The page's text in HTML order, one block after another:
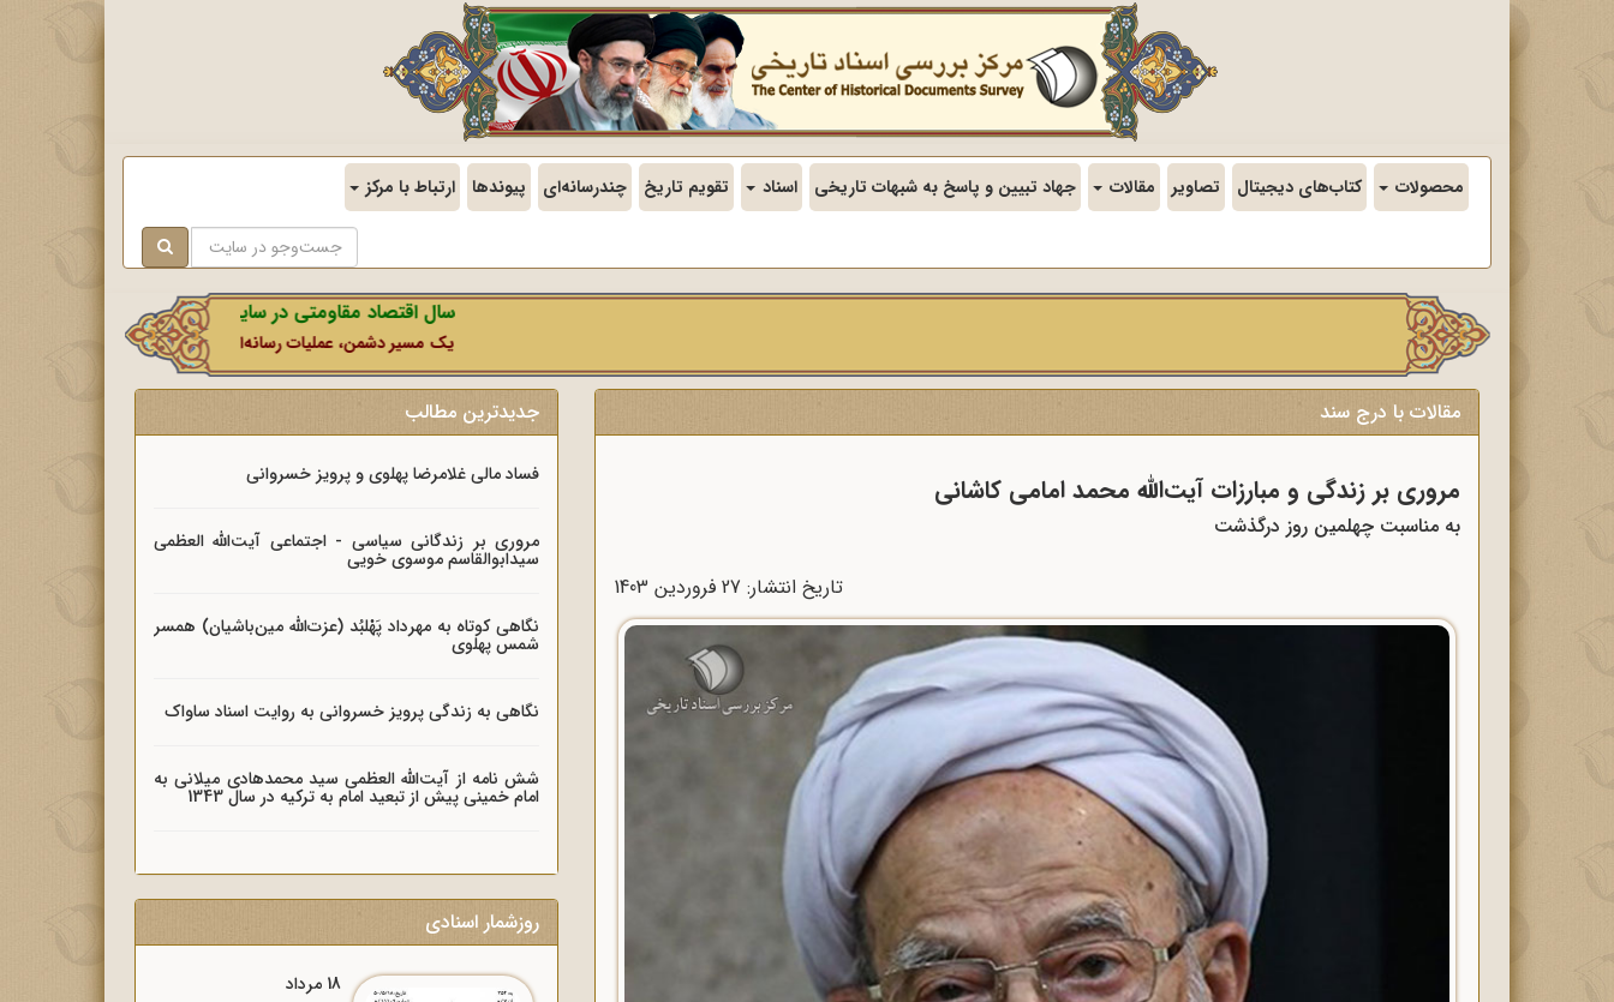
محصولات کتاب‌های دیجیتال تصاویر مقالات جهاد تبیین و پاسخ به شبهات تاریخی اسناد تقویم تاریخ چندرسانه‌ای پیوندها ارتباط با مرکز
سال اقتصاد مقاومتی در سایه وحدت ملی و امنیت ملی.
یک مسیر دشمن، عملیات رسانه‌ای او است که در این ایام بطور خاص
مقالات با درج سند
مروری بر زندگی و مبارزات آیت‌الله محمد امامی کاشانی
به مناسبت چهلمین روز درگذشت
تاریخ انتشار: 27 فروردين 1403
جدیدترین مطالب
فساد مالی غلامرضا پهلوی و پرویز خسروانی
مروری بر زندگانی سیاسی - اجتماعی آیت‌الله العظمی
سیدابوالقاسم موسوی خویی
نگاهی کوتاه به مهرداد پَهْلبُد (عزت‌الله مین‌باشیان) همسر
شمس پهلوی
نگاهی به زندگی پرویز خسروانی به روایت اسناد ساواک
شش نامه از آیت‌الله العظمی سید محمدهادی میلانی به
امام خمینی پیش از تبعید امام به ترکیه در سال 1343
روزشمار اسنادی
18 مرداد